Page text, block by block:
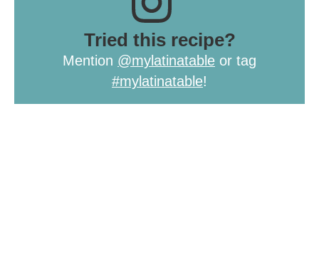
Tried this recipe?
Mention @mylatinatable or tag
#mylatinatable!